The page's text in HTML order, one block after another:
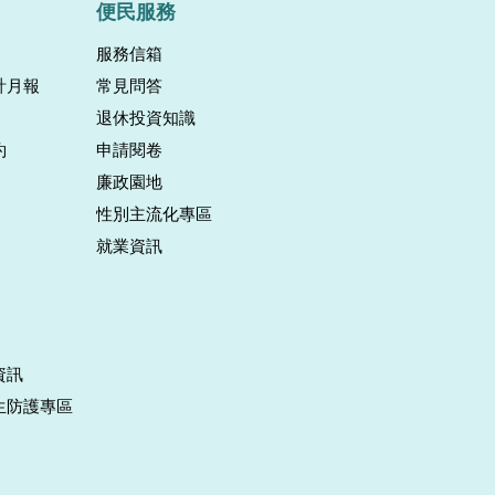
月報
訊
防護專區
便民服務
服務信箱
常見問答
退休投資知識
申請閱卷
廉政園地
性別主流化專區
就業資訊